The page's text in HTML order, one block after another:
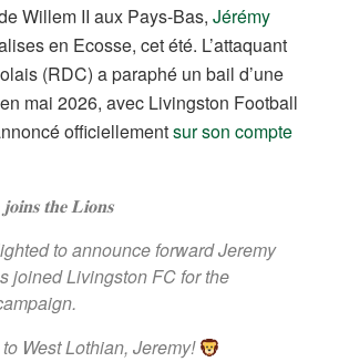
Willem II aux Pays-Bas, Jérémy
en Ecosse, cet été. L’attaquant
(RDC) a paraphé un bail d’une
mai 2026, avec Livingston Football
officiellementsur son compte
𝐭𝐡𝐞 𝐋𝐢𝐨𝐧𝐬
to announce forward Jeremy
joined Livingston FC for the
West Lothian, Jeremy!